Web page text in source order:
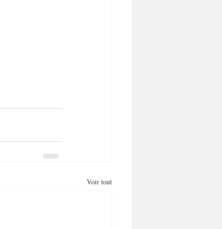
Voir tout